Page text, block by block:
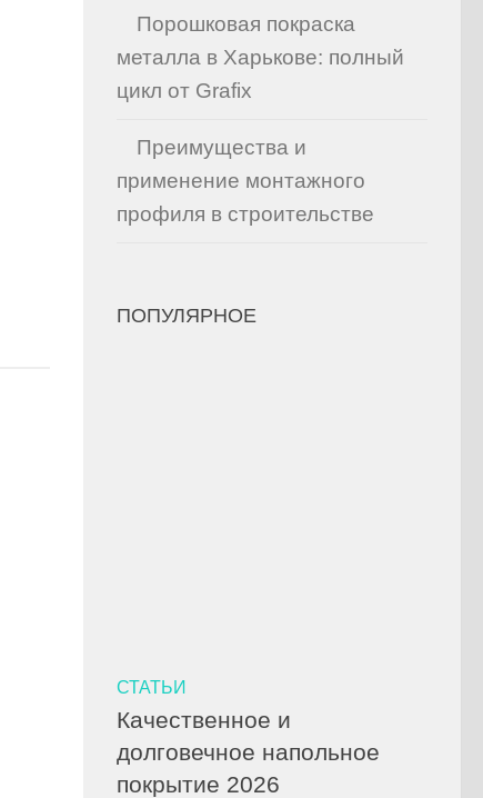
Порошковая покраска
металла в Харькове: полный
цикл от Grafix
Преимущества и
применение монтажного
профиля в строительстве
ПОПУЛЯРНОЕ
СТАТЬИ
Качественное и
долговечное напольное
покрытие 2026